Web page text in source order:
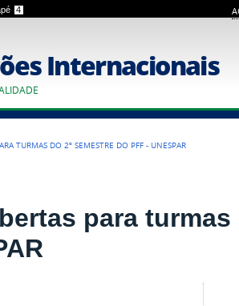
4
Internacionais
TURMAS DO 2º SEMESTRE DO PFF - UNESPAR
para turmas